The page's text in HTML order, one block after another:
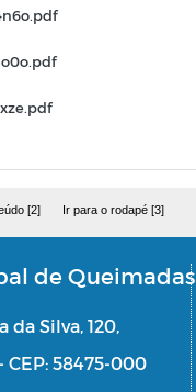
[2] Ir para o rodapé [3]
de Queimadas
da Silva, 120,
CEP: 58475-000